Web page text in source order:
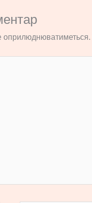
оприлюднюватиметься.